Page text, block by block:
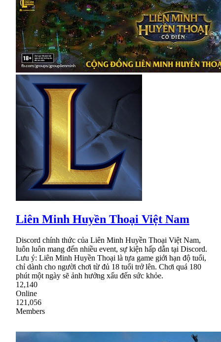
Liên Minh Huyền Thoại Việt Nam
Discord chính thức của Liên Minh Huyền Thoại Việt Nam,
luôn luôn mang đến nhiều event, sự kiện hấp dẫn tại Discord.
Lưu ý: Liên Minh Huyền Thoại là tựa game giới hạn độ tuổi,
chỉ dành cho người chơi từ đủ 18 tuổi trở lên. Chơi quá 180
phút một ngày sẽ ảnh hưởng xấu đến sức khỏe.
12,140
Online
121,056
Members